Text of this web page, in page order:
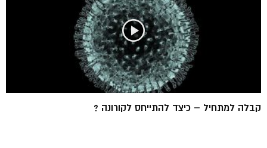
קבלה למתחיל – כיצד להתייחס לקורונה ?